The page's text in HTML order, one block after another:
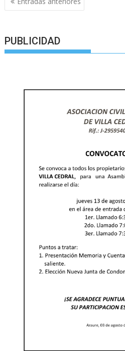
de
PUBLICIDAD